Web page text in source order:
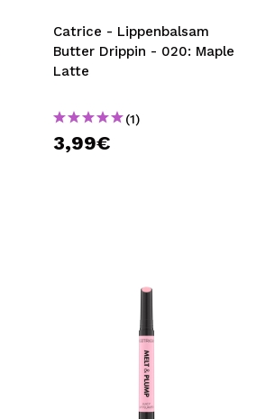
Catrice - Lippenbalsam
Butter Drippin - 020: Maple
Latte
(1)
3,99€